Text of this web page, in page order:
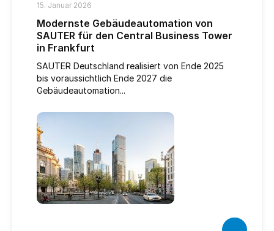
15. Januar 2026
Modernste Gebäudeautomation von
SAUTER für den Central Business Tower
in Frankfurt
SAUTER Deutschland realisiert von Ende 2025
bis voraussichtlich Ende 2027 die
Gebäudeautomation...